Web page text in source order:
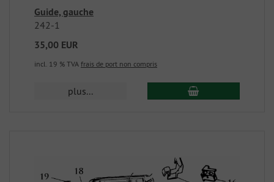
Guide, gauche
242-1
35,00 EUR
incl. 19 % TVA frais de port non compris
plus...